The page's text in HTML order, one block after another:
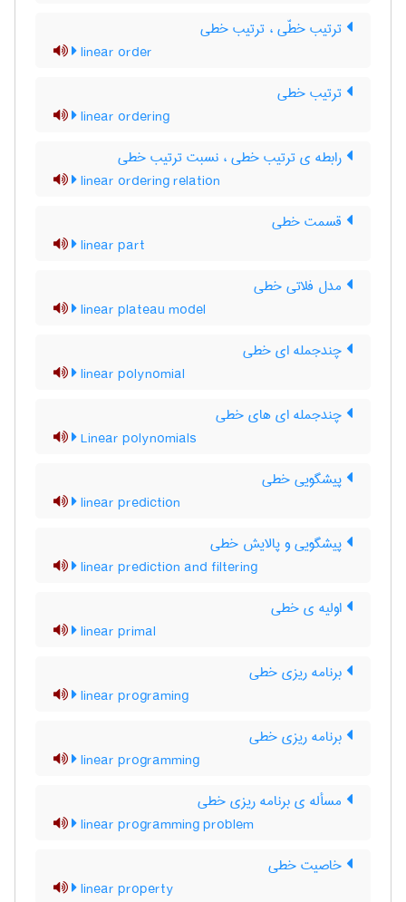
ترتیب خطّی ، ترتیب خطی
linear order
ترتیب خطی
linear ordering
رابطه ی ترتیب خطی ، نسبت ترتیب خطی
linear ordering relation
قسمت خطی
linear part
مدل فلاتی خطی
linear plateau model
چندجمله ای خطی
linear polynomial
چندجمله ای های خطی
Linear polynomials
پیشگویی خطی
linear prediction
پیشگویی و پالایش خطی
linear prediction and filtering
اولیه ی خطی
linear primal
برنامه ریزی خطی
linear programing
برنامه ریزی خطی
linear programming
مسأله ی برنامه ریزی خطی
linear programming problem
خاصیت خطی
linear property